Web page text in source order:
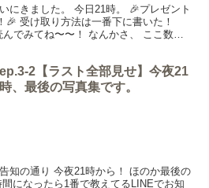
にきました。 今日21時。 🎉プレゼント
受け取り方法は一番下に書いた！
でみてね〜〜！ なんかさ、 ここ数日
ep.3-2【ラスト全部見せ】今夜21
時、最後の写真集です。
知の通り 今夜21時から！ ほのか最後の
になったら1番で教えてるLINEでお知